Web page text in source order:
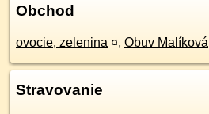
Obchod
ovocie, zelenina ¤, Obuv Malíková
Stravovanie